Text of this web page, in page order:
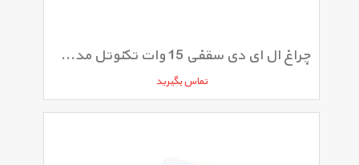
چراغ ال ای دی سقفی 15 وات تکنوتل مدل 9415
تماس بگیرید